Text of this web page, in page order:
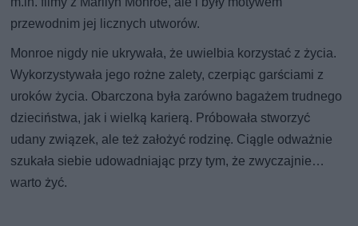
przewodnim jej licznych utworów.
Monroe nigdy nie ukrywała, że uwielbia korzystać z życia.
Wykorzystywała jego rożne zalety, czerpiąc garściami z
uroków życia. Obarczona była zarówno bagażem trudnego
dzieciństwa, jak i wielką karierą. Próbowała stworzyć
udany związek, ale też założyć rodzinę. Ciągle odważnie
szukała siebie udowadniając przy tym, że zwyczajnie…
warto żyć.